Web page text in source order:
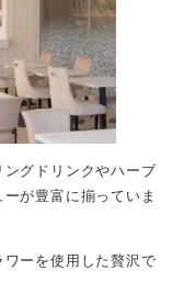
グドリンクやハーブ
が豊富に揃っていま
ーを使用した贅沢で